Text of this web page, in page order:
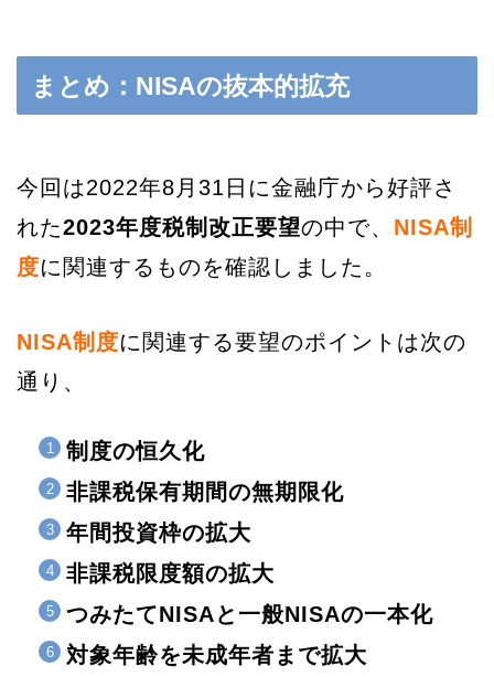
まとめ：NISAの抜本的拡充
今回は2022年8月31日に金融庁から好評さ
れた2023年度税制改正要望の中で、 NISA制
度に関連するものを確認しました。
NISA制度に関連する要望のポイントは次の
通り、
制度の恒久化
非課税保有期間の無期限化
年間投資枠の拡大
非課税限度額の拡大
つみたてNISAと一般NISAの一本化
対象年齢を未成年者まで拡大